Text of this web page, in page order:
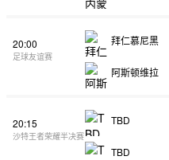
20:00
足球友谊赛
拜仁慕尼黑
阿斯顿维拉
20:15
沙特王者荣耀半决赛
TBD
TBD